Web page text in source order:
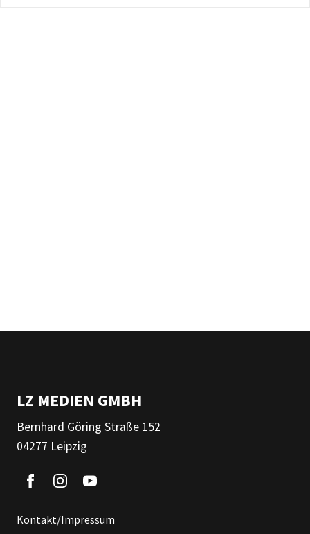
LZ MEDIEN GMBH
Bernhard Göring Straße 152
04277 Leipzig
Kontakt/Impressum